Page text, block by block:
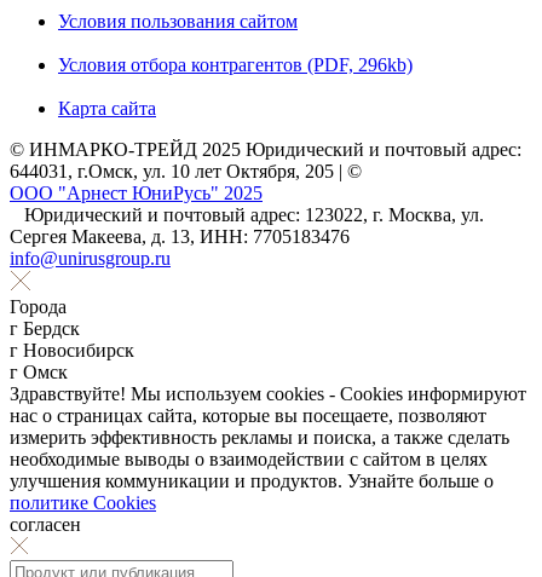
Условия пользования сайтом
Условия отбора контрагентов (PDF, 296kb)
Карта сайта
© ИНМАРКО-ТРЕЙД 2025 Юридический и почтовый адрес:
644031, г.Омск, ул. 10 лет Октября, 205 | ©
ООО "Арнест ЮниРусь" 2025
Юридический и почтовый адрес: 123022, г. Москва, ул.
Сергея Макеева, д. 13, ИНН: 7705183476
info@unirusgroup.ru
Города
г Бердск
г Новосибирск
г Омск
Здравствуйте! Мы используем cookies - Cookies информируют
нас о страницах сайта, которые вы посещаете, позволяют
измерить эффективность рекламы и поиска, а также сделать
необходимые выводы о взаимодействии с сайтом в целях
улучшения коммуникации и продуктов. Узнайте больше о
политике Cookies
согласен